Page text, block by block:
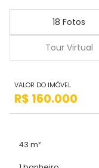
18 Fotos
Tour Virtual
VALOR DO IMÓVEL
R$ 160.000
43 m²